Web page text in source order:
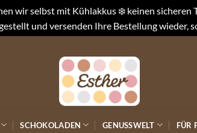
wir selbst mit Kühlakkus ❄️ keinen
und versenden Ihre Bestellung wieder,
SCHOKOLADEN GENUSSWELT FÜR